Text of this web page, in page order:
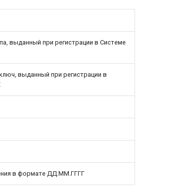
выданный при регистрации в Системе
выданный при регистрации в
в формате ДД.ММ.ГГГГ